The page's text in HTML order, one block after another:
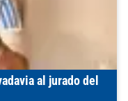
al jurado del